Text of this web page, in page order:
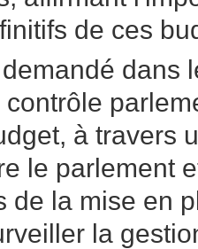
de ces
dans
à travers
le parlement
de la mise en
la